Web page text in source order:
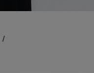
/